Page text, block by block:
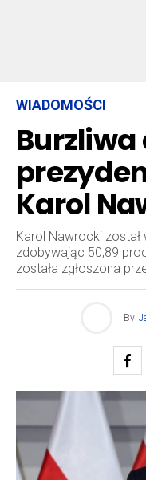
WIADOMOŚCI
Karol
Karol Nawrocki
zdobywając 50,89
została zgłoszona
By